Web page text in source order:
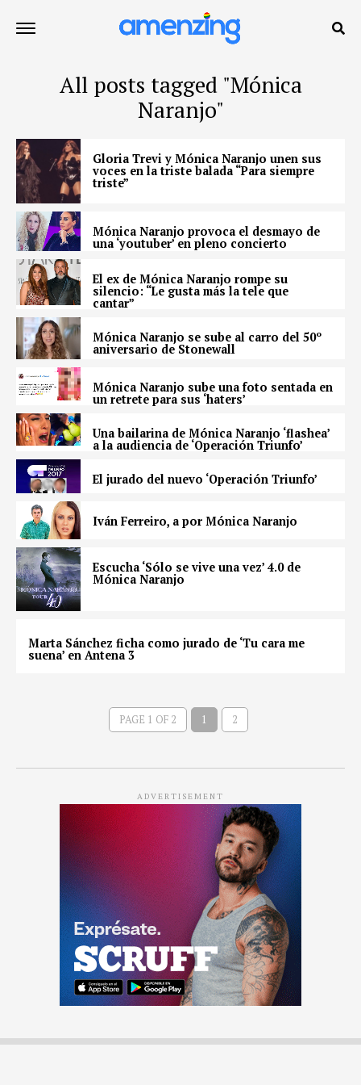
All posts tagged "Mónica
Naranjo"
Gloria Trevi y Mónica Naranjo unen sus
voces en la triste balada “Para siempre
triste”
Mónica Naranjo provoca el desmayo de
una ‘youtuber’ en pleno concierto
El ex de Mónica Naranjo rompe su
silencio: “Le gusta más la tele que
cantar”
Mónica Naranjo se sube al carro del 50º
aniversario de Stonewall
Mónica Naranjo sube una foto sentada en
un retrete para sus ‘haters’
Una bailarina de Mónica Naranjo ‘flashea’
a la audiencia de ‘Operación Triunfo’
El jurado del nuevo ‘Operación Triunfo’
Iván Ferreiro, a por Mónica Naranjo
Escucha ‘Sólo se vive una vez’ 4.0 de
Mónica Naranjo
Marta Sánchez ficha como jurado de ‘Tu cara me
suena’ en Antena 3
PAGE 1 OF 2 1 2
ADVERTISEMENT